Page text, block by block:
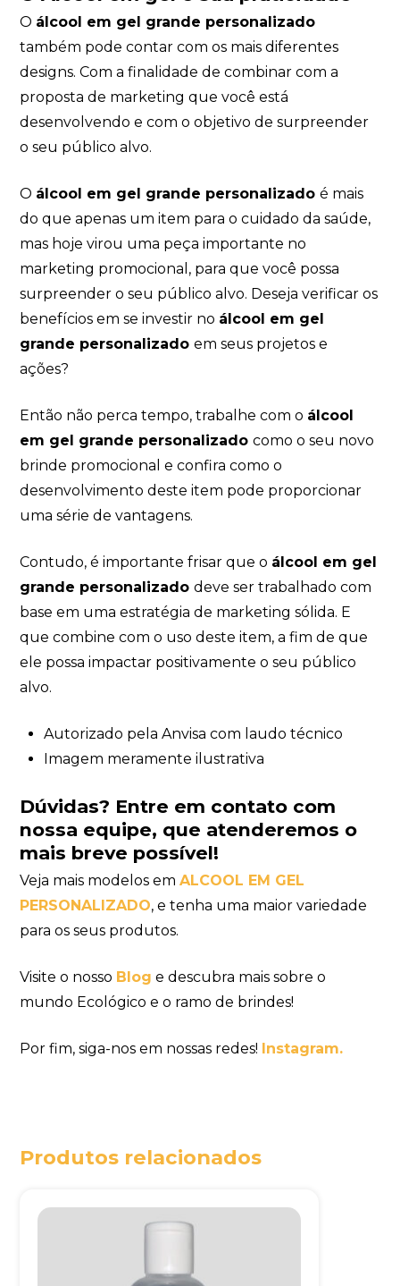
O álcool em gel grande personalizado
também pode contar com os mais diferentes
designs. Com a finalidade de combinar com a
proposta de marketing que você está
desenvolvendo e com o objetivo de surpreender
o seu público alvo.
O álcool em gel grande personalizadoé mais
do que apenas um item para o cuidado da saúde,
mas hoje virou uma peça importante no
marketing promocional, para que você possa
surpreender o seu público alvo. Deseja verificar os
benefícios em se investir no álcool em gel
grande personalizadoem seus projetos e
ações?
Então não perca tempo, trabalhe com o álcool
em gel grande personalizadocomo o seu novo
brinde promocional e confira como o
desenvolvimento deste item pode proporcionar
uma série de vantagens.
Contudo, é importante frisar que o álcool em gel
grande personalizadodeve ser trabalhado com
base em uma estratégia de marketing sólida. E
que combine com o uso deste item, a fim de que
ele possa impactar positivamente o seu público
alvo.
Autorizado pela Anvisa com laudo técnico
Imagem meramente ilustrativa
Dúvidas? Entre em contato com
nossa equipe, que atenderemos o
mais breve possível!
Veja mais modelos emALCOOL EM GEL
PERSONALIZADO, e tenha uma maior variedade
para os seus produtos.
Visite o nosso Blog e descubra mais sobre o
mundo Ecológico e o ramo de brindes!
Por fim, siga-nos em nossas redes! Instagram.
Produtos relacionados